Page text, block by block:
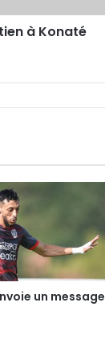
à Konaté
un message